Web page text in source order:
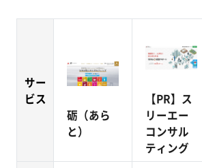
サー
ビス
砺（あら
と）
【PR】ス
リーエー
コンサル
ティング